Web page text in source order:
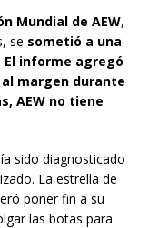
Mundial de AEW,
se sometió a una
El informe agregó
margen durante
AEW no tiene
sido diagnosticado
La estrella de
poner fin a su
las botas para